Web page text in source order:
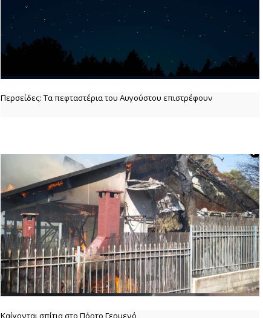
Περσείδες: Τα πεφταστέρια του Αυγούστου επιστρέφουν
Καίγονται σπίτια στο Πόρτο Γερμενό